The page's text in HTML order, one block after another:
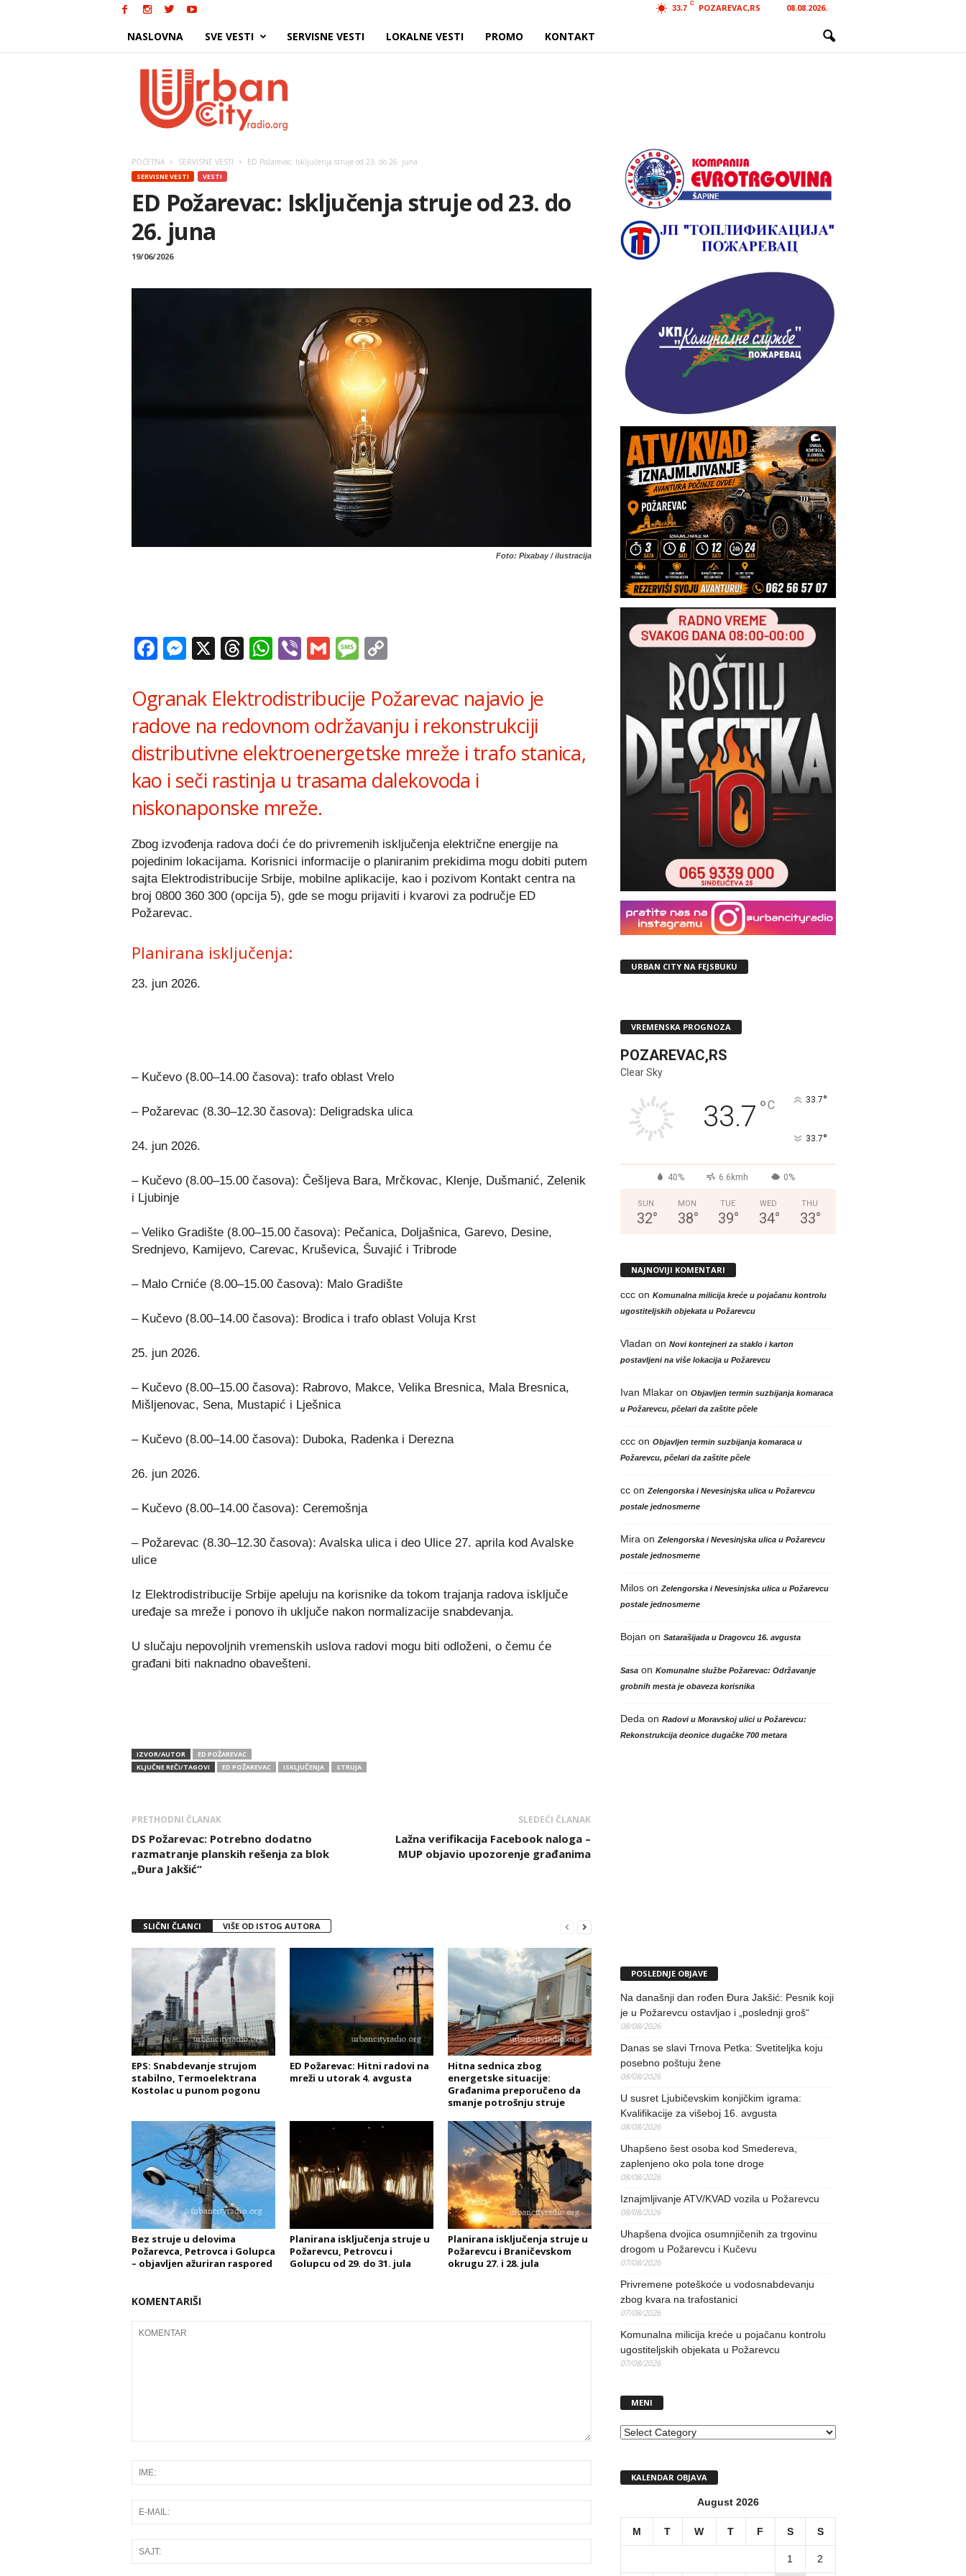
33.7
C POZAREVAC,RS 08.08.2026.
NASLOVNA SVE VESTI SERVISNE VESTI LOKALNE VESTI PROMO KONTAKT
POČETNA SERVISNE VESTI ED Požarevac: Isključenja struje od 23. do 26. juna
SERVISNE VESTI VESTI
ED Požarevac: Isključenja struje od 23. do
26. juna
19/06/2026
Foto: Pixabay / ilustracija
Facebook
Messenger
X Threads
WhatsApp
ViberGmailMessage
Ogranak Elektrodistribucije Požarevac najavio je
radove na redovnom održavanju i rekonstrukciji
distributivne elektroenergetske mreže i trafo stanica,
kao i seči rastinja u trasama dalekovoda i
niskonaponske mreže.
Zbog izvođenja radova doći će do privremenih isključenja električne energije na
pojedinim lokacijama. Korisnici informacije o planiranim prekidima mogu dobiti putem
sajta Elektrodistribucije Srbije, mobilne aplikacije, kao i pozivom Kontakt centra na
broj 0800 360 300 (opcija 5), gde se mogu prijaviti i kvarovi za područje ED
Požarevac.
Planirana isključenja:
23. jun 2026.
– Kučevo (8.00–14.00 časova): trafo oblast Vrelo
– Požarevac (8.30–12.30 časova): Deligradska ulica
24. jun 2026.
– Kučevo (8.00–15.00 časova): Češljeva Bara, Mrčkovac, Klenje, Dušmanić, Zelenik
i Ljubinje
– Veliko Gradište (8.00–15.00 časova): Pečanica, Doljašnica, Garevo, Desine,
Srednjevo, Kamijevo, Carevac, Kruševica, Šuvajić i Tribrode
– Malo Crniće (8.00–15.00 časova): Malo Gradište
– Kučevo (8.00–14.00 časova): Brodica i trafo oblast Voluja Krst
25. jun 2026.
– Kučevo (8.00–15.00 časova): Rabrovo, Makce, Velika Bresnica, Mala Bresnica,
Mišljenovac, Sena, Mustapić i Lješnica
– Kučevo (8.00–14.00 časova): Duboka, Radenka i Derezna
26. jun 2026.
– Kučevo (8.00–14.00 časova): Ceremošnja
– Požarevac (8.30–12.30 časova): Avalska ulica i deo Ulice 27. aprila kod Avalske
ulice
Iz Elektrodistribucije Srbije apeluju na korisnike da tokom trajanja radova isključe
uređaje sa mreže i ponovo ih uključe nakon normalizacije snabdevanja.
U slučaju nepovoljnih vremenskih uslova radovi mogu biti odloženi, o čemu će
građani biti naknadno obavešteni.
IZVOR/AUTOR
ED POŽAREVAC
KLJUČNE REČI/TAGOVI
ED POŽAREVAC ISKLJUČENJA STRUJA
PRETHODNI ČLANAK
DS Požarevac: Potrebno dodatno
razmatranje planskih rešenja za blok
„Đura Jakšić“
SLEDEĆI ČLANAK
Lažna verifikacija Facebook naloga –
MUP objavio upozorenje građanima
SLIČNI ČLANCI VIŠE OD ISTOG AUTORA
EPS: Snabdevanje strujom
stabilno, Termoelektrana
Kostolac u punom pogonu
ED Požarevac: Hitni radovi na
mreži u utorak 4. avgusta
Hitna sednica zbog
energetske situacije:
Građanima preporučeno da
smanje potrošnju struje
Bez struje u delovima
Požarevca, Petrovca i Golupca
– objavljen ažuriran raspored
Planirana isključenja struje u
Požarevcu, Petrovcu i
Golupcu od 29. do 31. jula
Planirana isključenja struje u
Požarevcu i Braničevskom
okrugu 27. i 28. jula
KOMENTARIŠI
URBAN CITY NA FEJSBUKU
VREMENSKA PROGNOZA
POZAREVAC,RS
Clear Sky
33.7 °C 33.7°
33.7°
40% 6.6kmh 0%
SUN
32°
MON
38°
TUE
39°
WED
34°
THU
33°
NAJNOVIJI KOMENTARI
cccon Komunalna milicija kreće u pojačanu kontrolu
ugostiteljskih objekata u Požarevcu
Vladan on Novi kontejneri za staklo i karton
postavljeni na više lokacija u Požarevcu
Ivan Mlakaron Objavljen termin suzbijanja komaraca
u Požarevcu, pčelari da zaštite pčele
cccon Objavljen termin suzbijanja komaraca u
Požarevcu, pčelari da zaštite pčele
ccon Zelengorska i Nevesinjska ulica u Požarevcu
postale jednosmerne
Mira on Zelengorska i Nevesinjska ulica u Požarevcu
postale jednosmerne
Miloson Zelengorska i Nevesinjska ulica u Požarevcu
postale jednosmerne
Bojan on Satarašijada u Dragovcu 16. avgusta
Sasaon Komunalne službe Požarevac: Održavanje
grobnih mesta je obaveza korisnika
Deda on Radovi u Moravskoj ulici u Požarevcu:
Rekonstrukcija deonice dugačke 700 metara
POSLEDNJE OBJAVE
Na današnji dan rođen Đura Jakšić: Pesnik koji
je u Požarevcu ostavljao i „poslednji groš“
08/08/2026
Danas se slavi Trnova Petka: Svetiteljka koju
posebno poštuju žene
08/08/2026
U susret Ljubičevskim konjičkim igrama:
Kvalifikacije za višeboj 16. avgusta
08/08/2026
Uhapšeno šest osoba kod Smedereva,
zaplenjeno oko pola tone droge
08/08/2026
Iznajmljivanje ATV/KVAD vozila u Požarevcu
08/08/2026
Uhapšena dvojica osumnjičenih za trgovinu
drogom u Požarevcu i Kučevu
07/08/2026
Privremene poteškoće u vodosnabdevanju
zbog kvara na trafostanici
07/08/2026
Komunalna milicija kreće u pojačanu kontrolu
ugostiteljskih objekata u Požarevcu
07/08/2026
MENI
MENI
KALENDAR OBJAVA
August 2026
M T W T F S S
1 2